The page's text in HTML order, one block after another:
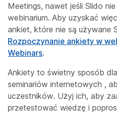
Meetings, nawet jeśli Slido
webinarium. Aby uzyskać
ankiet, które nie są używane
Rozpoczynanie ankiety w
Webinars.
Ankiety to świetny sposób
seminariów internetowych ,
uczestników. Użyj ich, aby
przetestować wiedzę i